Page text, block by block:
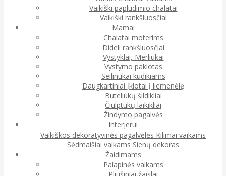
Vaikiški paplūdimio chalatai
Vaikiški rankšluosčiai
Mamai
Chalatai moterims
Dideli rankšluosčiai
Vystyklai, Merliukai
Vystymo paklotas
Seilinukai kūdikiams
Daugkartiniai įklotai į liemenėlę
Buteliukų šildikliai
Čiulptukų laikikliai
Žindymo pagalvės
Interjerui
Vaikiškos dekoratyvinės pagalvėlės Kilimai vaikams
Sėdmaišiai vaikams Sienų dekoras
Žaidimams
Palapinės vaikams
Pliušiniai žaislai